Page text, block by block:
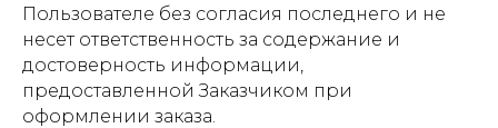
Пользователе без согласия последнего и не
несет ответственность за содержание и
достоверность информации,
предоставленной Заказчиком при
оформлении заказа.